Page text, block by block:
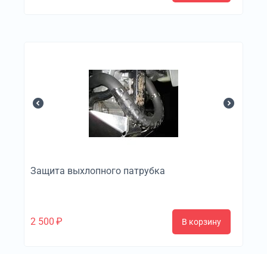
Защита выхлопного патрубка
2 500 ₽ В корзину